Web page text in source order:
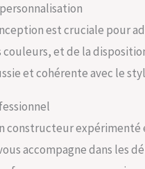
est cruciale pour
et de la
et cohérente avec le
constructeur
accompagne dans les